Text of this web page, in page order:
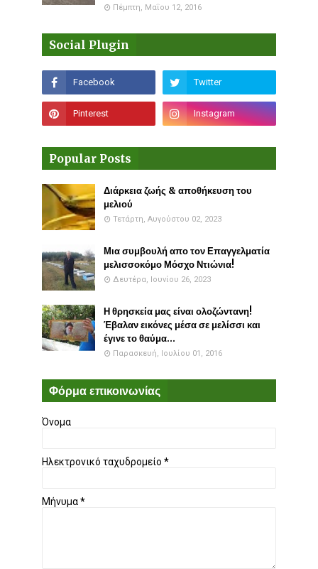
Πέμπτη, Μαΐου 12, 2016
Social Plugin
Popular Posts
Διάρκεια ζωής & αποθήκευση του
μελιού
Τετάρτη, Αυγούστου 02, 2023
Μια συμβουλή απο τον Επαγγελματία
μελισσοκόμο Μόσχο Ντιώνια!
Δευτέρα, Ιουνίου 26, 2023
Η θρησκεία μας είναι ολοζώντανη!
Έβαλαν εικόνες μέσα σε μελίσσι και
έγινε το θαύμα...
Παρασκευή, Ιουλίου 01, 2016
Φόρμα επικοινωνίας
Όνομα
Ηλεκτρονικό ταχυδρομείο *
Μήνυμα*